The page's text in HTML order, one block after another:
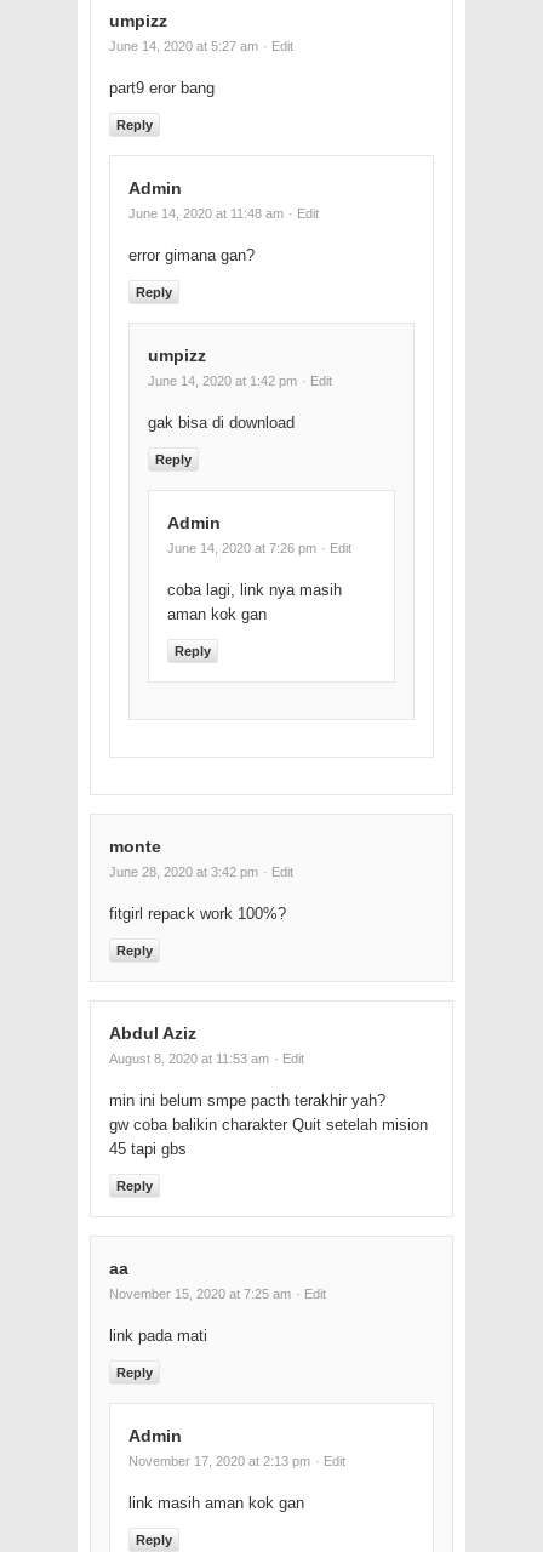
umpizz
June 14, 2020 at 5:27 am · Edit
part9 eror bang
Reply
Admin
June 14, 2020 at 11:48 am · Edit
error gimana gan?
Reply
umpizz
June 14, 2020 at 1:42 pm · Edit
gak bisa di download
Reply
Admin
June 14, 2020 at 7:26 pm · Edit
coba lagi, link nya masih
aman kok gan
Reply
monte
June 28, 2020 at 3:42 pm · Edit
fitgirl repack work 100%?
Reply
Abdul Aziz
August 8, 2020 at 11:53 am · Edit
min ini belum smpe pacth terakhir yah?
gw coba balikin charakter Quit setelah mision
45 tapi gbs
Reply
aa
November 15, 2020 at 7:25 am · Edit
link pada mati
Reply
Admin
November 17, 2020 at 2:13 pm · Edit
link masih aman kok gan
Reply